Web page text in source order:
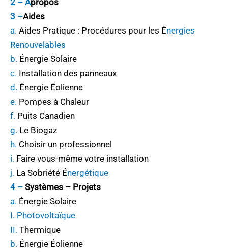
3 –Aides
a. Aides Pratique : Procédures pour les Énergies
Renouvelables
b. Énergie Solaire
c. Installation des panneaux
d. Énergie Éolienne
e. Pompes à Chaleur
f. Puits Canadien
g. Le Biogaz
h. Choisir un professionnel
i. Faire vous-même votre installation
j. La Sobriété Énergétique
4 – Systèmes – Projets
a. Énergie Solaire
I. Photovoltaïque
II. Thermique
b. Énergie Éolienne